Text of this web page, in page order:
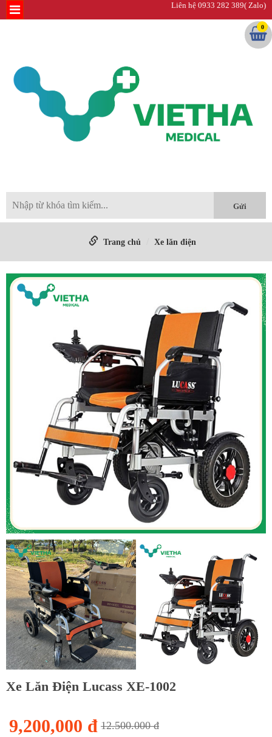
Liên hệ 0933 282 389( Zalo)
0
Trang chủ Xe lăn điện
Xe Lăn Điện Lucass XE-1002
9,200,000 đ 12.500.000 đ